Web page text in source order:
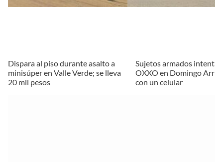
Dispara al piso durante asalto a
minisúper en Valle Verde; se lleva
20 mil pesos
Sujetos armados
OXXO en Domingo
con un celular